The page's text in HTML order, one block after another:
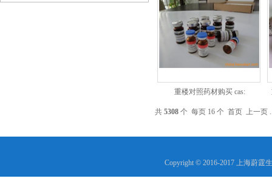
重楼对照药材购买 cas:
共 5308 个 每页 16 个 首页 上一页
Copyright © 2016-2017 上海蔚霆